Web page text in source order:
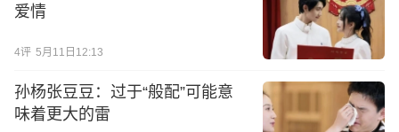
爱情
4评 5月11日12:13
孙杨张豆豆：过于“般配”可能意
味着更大的雷